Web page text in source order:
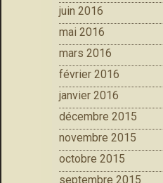
juin 2016
mai 2016
mars 2016
février 2016
janvier 2016
décembre 2015
novembre 2015
octobre 2015
septembre 2015